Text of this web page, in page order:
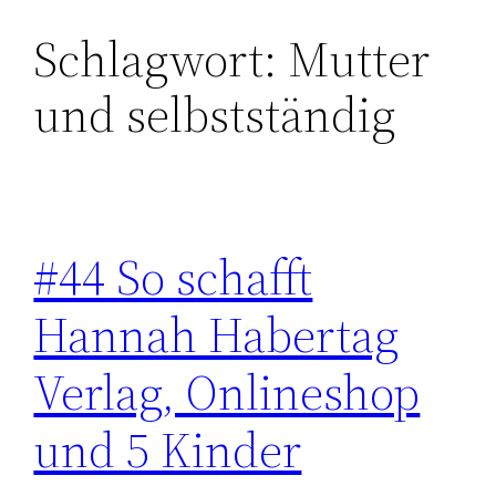
Zum
Inhalt
springen
Schlagwort: Mutter
und selbstständig
#44 So schafft
Hannah Habertag
Verlag, Onlineshop
und 5 Kinder